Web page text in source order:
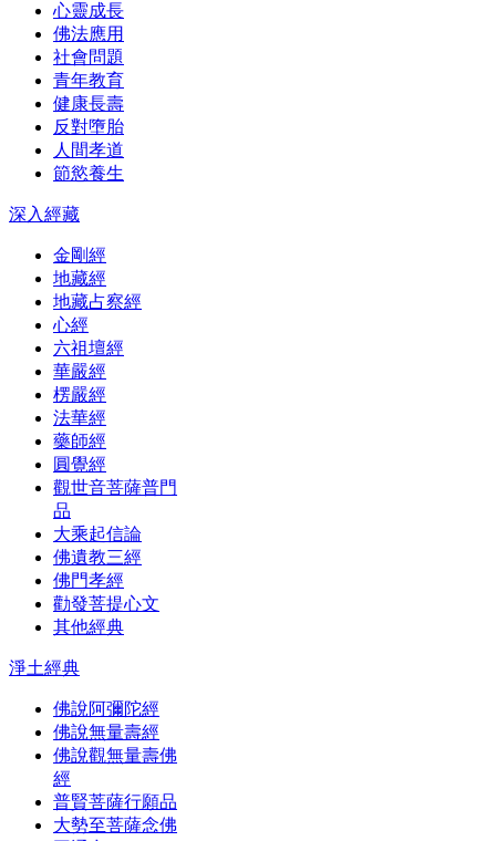
心靈成長
佛法應用
社會問題
青年教育
健康長壽
反對墮胎
人間孝道
節慾養生
深入經藏
金剛經
地藏經
地藏占察經
心經
六祖壇經
華嚴經
楞嚴經
法華經
藥師經
圓覺經
觀世音菩薩普門
品
大乘起信論
佛遺教三經
佛門孝經
勸發菩提心文
其他經典
淨土經典
佛說阿彌陀經
佛說無量壽經
佛說觀無量壽佛
經
普賢菩薩行願品
大勢至菩薩念佛